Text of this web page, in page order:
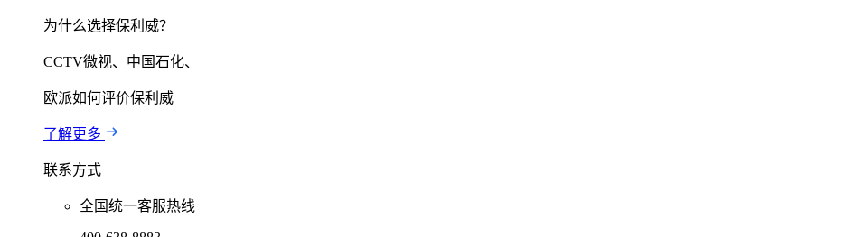
为什么选择保利威？
CCTV微视、中国石化、
欧派如何评价保利威
了解更多
联系方式
全国统一客服热线